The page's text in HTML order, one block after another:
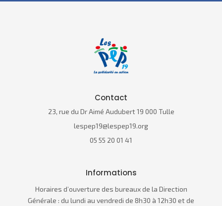
Contact
23, rue du Dr Aimé Audubert 19 000 Tulle
lespep19@lespep19.org
05 55 20 01 41
Informations
Horaires d’ouverture des bureaux de la Direction
Générale :​ du lundi au vendredi de 8h30 à 12h30 et de